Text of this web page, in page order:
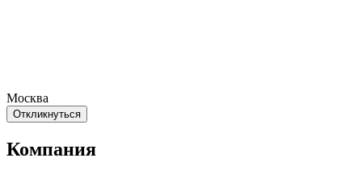
Москва
Откликнуться
Компания